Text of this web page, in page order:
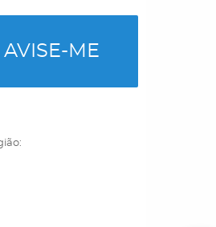
AVISE-ME